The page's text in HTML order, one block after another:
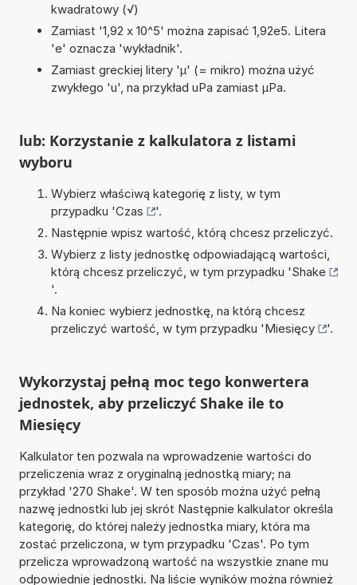
kwadratowy (√)
Zamiast '1,92 x 10^5' można zapisać 1,92e5. Litera
'e' oznacza 'wykładnik'.
Zamiast greckiej litery 'µ' (= mikro) można użyć
zwykłego 'u', na przykład uPa zamiast µPa.
lub: Korzystanie z kalkulatora z listami
wyboru
Wybierz właściwą kategorię z listy, w tym
przypadku 'Czas
'.
Następnie wpisz wartość, którą chcesz przeliczyć.
Wybierz z listy jednostkę odpowiadającą wartości,
którą chcesz przeliczyć, w tym przypadku 'Shake
'.
Na koniec wybierz jednostkę, na którą chcesz
przeliczyć wartość, w tym przypadku 'Miesięcy '.
Wykorzystaj pełną moc tego konwertera
jednostek, aby przeliczyć Shake ile to
Miesięcy
Kalkulator ten pozwala na wprowadzenie wartości do
przeliczenia wraz z oryginalną jednostką miary; na
przykład '270 Shake'. W ten sposób można użyć pełną
nazwę jednostki lub jej skrót Następnie kalkulator określa
kategorię, do której należy jednostka miary, która ma
zostać przeliczona, w tym przypadku 'Czas'. Po tym
przelicza wprowadzoną wartość na wszystkie znane mu
odpowiednie jednostki. Na liście wyników można również